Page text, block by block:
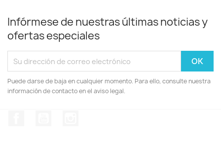
Infórmese de nuestras últimas noticias y
ofertas especiales
Puede darse de baja en cualquier momento. Para ello, consulte nuestra
información de contacto en el aviso legal.